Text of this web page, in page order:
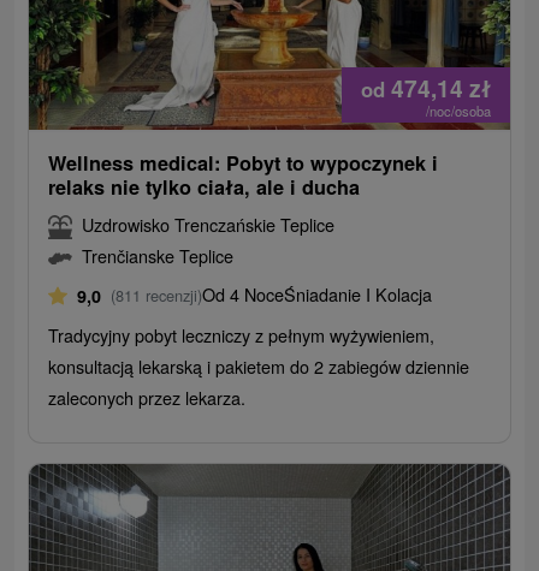
od 474,14 zł
/noc/osoba
Wellness medical: Pobyt to wypoczynek i
relaks nie tylko ciała, ale i ducha
Uzdrowisko Trenczańskie Teplice
Trenčianske Teplice
9,0 (811 recenzji)Od 4 NoceŚniadanie I Kolacja
Tradycyjny pobyt leczniczy z pełnym wyżywieniem,
konsultacją lekarską i pakietem do 2 zabiegów dziennie
zaleconych przez lekarza.